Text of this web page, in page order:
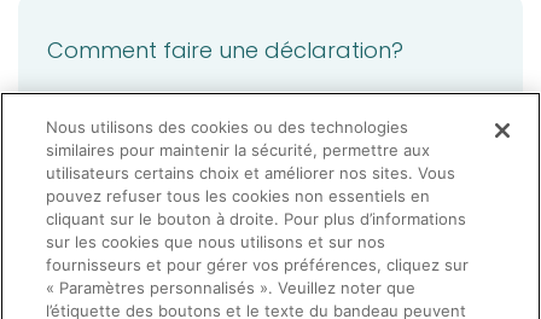
Comment faire une déclaration?
Pour faire une déclaration à l'Ordre, (opens in a new
vous devez
compléter ce formulaireet le transmettre à
l'Ordre avec les documents requis, à l'adresse
suivante:secretaire@ooq.org
Nous utilisons des cookies ou des technologies
similaires pour maintenir la sécurité, permettre aux
utilisateurs certains choix et améliorer nos sites. Vous
pouvez refuser tous les cookies non essentiels en
cliquant sur le bouton à droite. Pour plus d’informations
sur les cookies que nous utilisons et sur nos
fournisseurs et pour gérer vos préférences, cliquez sur
« Paramètres personnalisés ». Veuillez noter que
l’étiquette des boutons et le texte du bandeau peuvent